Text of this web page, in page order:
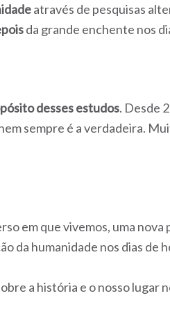
através de pesquisas
da grande enchente nos
desses estudos. Desde
sempre é a verdadeira.
em que vivemos, uma nova
da humanidade nos dias de
a história e o nosso lugar